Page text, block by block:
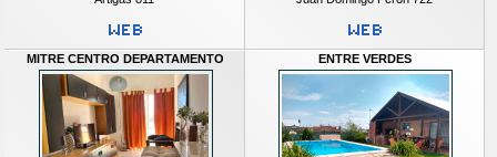
MITRE CENTRO DEPARTAMENTO ENTRE VERDES